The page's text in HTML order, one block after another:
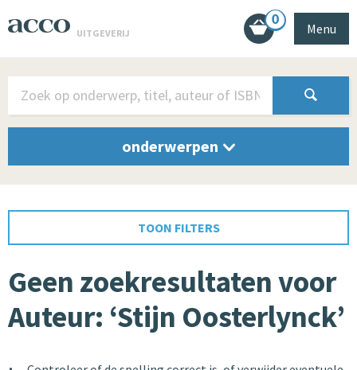
UITGEVERIJ
0
Menu
onderwerpen
TOON FILTERS
Geen zoekresultaten voor
Auteur: ‘Stijn Oosterlynck’